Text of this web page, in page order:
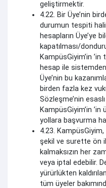
geliştirmektir.
4.22. Bir Üye’nin
durumun tespiti
hesapların Üye’ye
kapatılması/
KampüsGiyim’in
hesap ile
Üye’nin bu
birden fazla kez
Sözleşme’nin
KampüsGiyim’in
yollara başvurma
4.23. KampüsGiyim,
şekil ve surette ön
kalmaksızın her
veya iptal edebilir.
yürürlükten
tüm üyeler